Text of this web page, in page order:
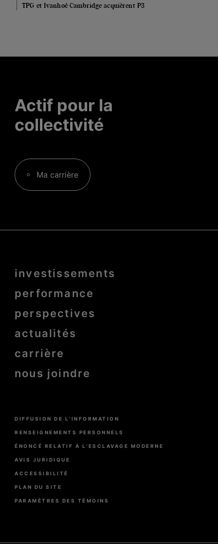
TPG et Ivanhoé Cambridge acquièrent P3
Actif pour la
collectivité
Ma carrière
Menu
bold
investissements
performance
perspectives
actualités
carrière
nous joindre
Menu
de
page
DIFFUSION DE L’INFORMATION
RENSEIGNEMENTS PERSONNELS
ÉNONCÉ RELATIF À L’ESCLAVAGE MODERNE
AVIS JURIDIQUE
ACCESSIBILITÉ
PLAN DU SITE
PARAMÈTRES DES TÉMOINS